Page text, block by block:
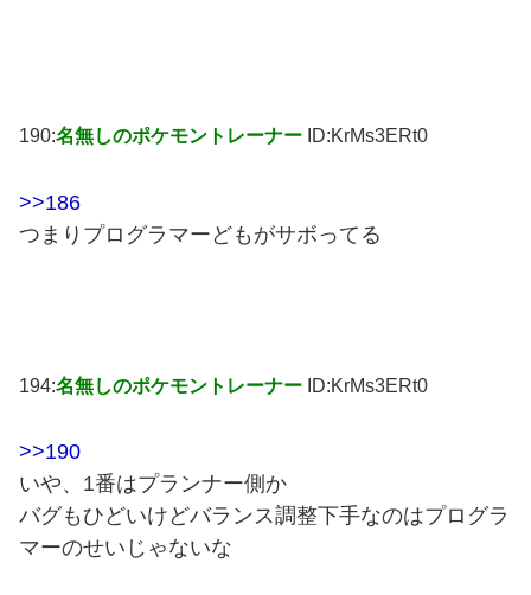
190:名無しのポケモントレーナー ID:KrMs3ERt0
>>186
つまりプログラマーどもがサボってる
194:名無しのポケモントレーナー ID:KrMs3ERt0
>>190
いや、1番はプランナー側か
バグもひどいけどバランス調整下手なのはプログラ
マーのせいじゃないな